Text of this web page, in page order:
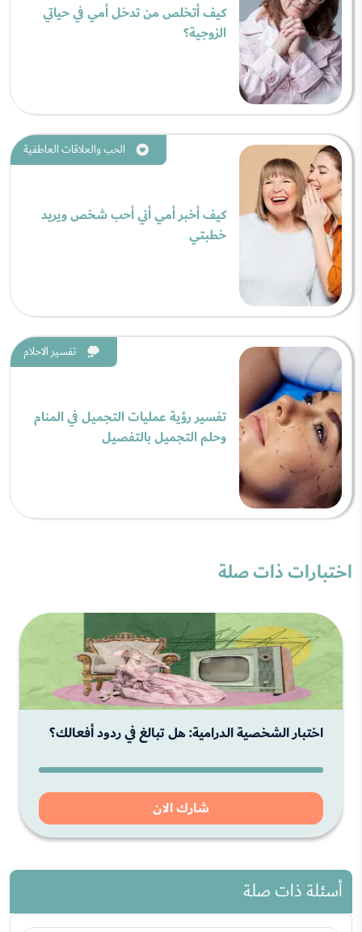
كيف أتخلص من تدخل أمي في حياتي
الزوجية؟
الحب والعلاقات العاطفية
كيف أخبر أمي أني أحب شخص ويريد
خطبتي
تفسير الاحلام
تفسير رؤية عمليات التجميل في المنام
وحلم التجميل بالتفصيل
اختبارات ذات صلة
اختبار الشخصية الدرامية: هل تبالغ في ردود أفعالك؟
شارك الان
أسئلة ذات صلة